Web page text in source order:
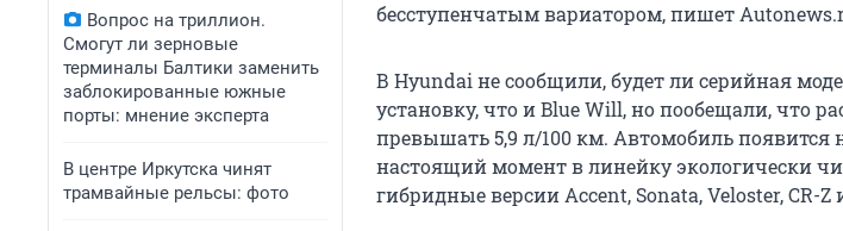
Вопрос на триллион.
Смогут ли зерновые
терминалы Балтики заменить
заблокированные южные
порты: мнение эксперта
В центре Иркутска чинят
трамвайные рельсы: фото
бесступенчатым вариатором, пишет
В Hyundai не сообщили, будет ли серийная
установку, что и Blue Will, но пообещали, что
превышать 5,9 л/100 км. Автомобиль появится
настоящий момент в линейку экологически
гибридные версии Accent, Sonata, Veloster, CR-Z